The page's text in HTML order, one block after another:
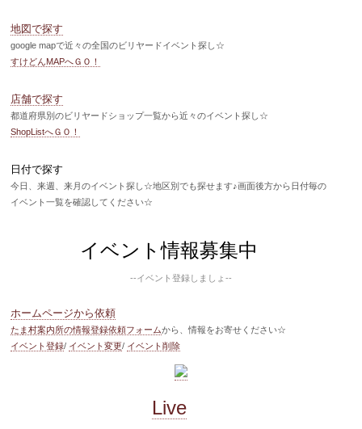
地図で探す
google mapで近々の全国のビリヤードイベント探し☆
すけどんMAPへＧＯ！
店舗で探す
都道府県別のビリヤードショップ一覧から近々のイベント探し☆
ShopListへＧＯ！
日付で探す
今日、来週、来月のイベント探し☆地区別でも探せます♪画面後方から日付毎の
イベント一覧を確認してください☆
イベント情報募集中
--イベント登録しましょ--
ホームページから依頼
たま村案内所の情報登録依頼フォームから、情報をお寄せください☆
イベント登録/ イベント変更/ イベント削除
Live